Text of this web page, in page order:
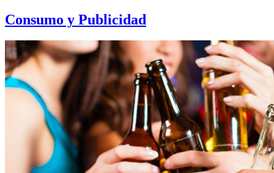
Consumo y Publicidad